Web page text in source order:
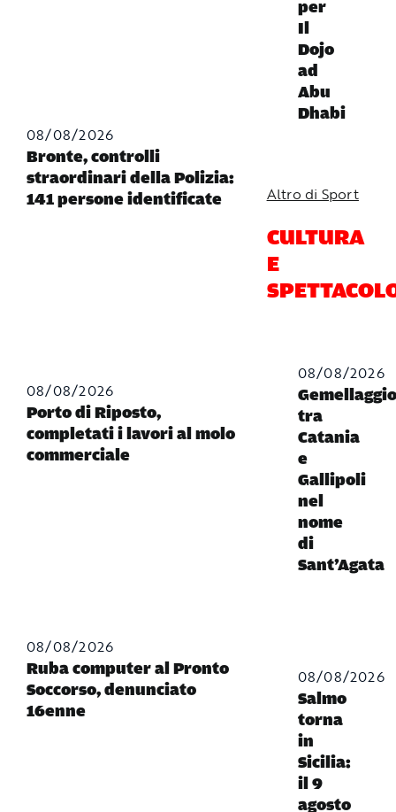
08/08/2026
Bronte, controlli
straordinari della Polizia:
141 persone identificate
08/08/2026
Porto di Riposto,
completati i lavori al molo
commerciale
08/08/2026
Ruba computer al Pronto
Soccorso, denunciato
16enne
per
Il
Dojo
ad
Abu
Dhabi
Altro di Sport
CULTURA
E
08/08/2026
Gemellaggio
tra
Catania
e
Gallipoli
nel
nome
di
Sant’Agata
08/08/2026
Salmo
torna
in
Sicilia:
il 9
agosto